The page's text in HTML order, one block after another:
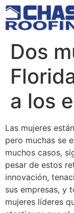
contenido
Dos
a los
Las mujeres
pero muchas se
muchos casos,
pesar de estos
innovación,
sus empresas, y
mujeres líderes